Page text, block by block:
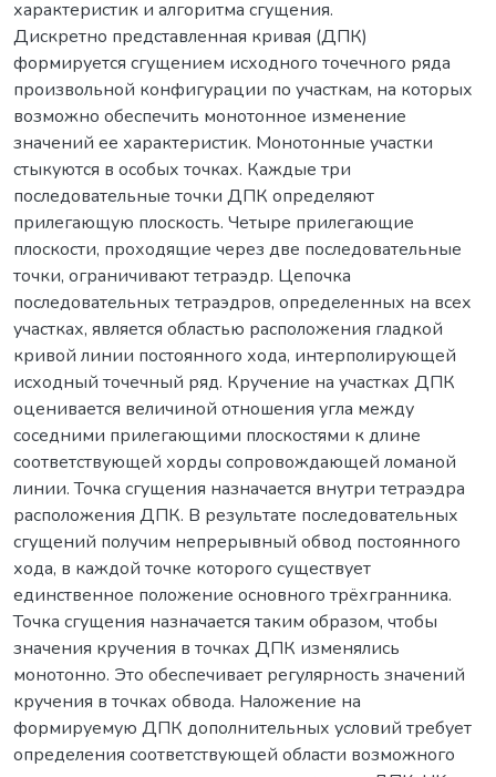
характеристик и алгоритма сгущения.
Дискретно представленная кривая (ДПК)
формируется сгущением исходного точечного ряда
произвольной конфигурации по участкам, на которых
возможно обеспечить монотонное изменение
значений ее характеристик. Монотонные участки
стыкуются в особых точках. Каждые три
последовательные точки ДПК определяют
прилегающую плоскость. Четыре прилегающие
плоскости, проходящие через две последовательные
точки, ограничивают тетраэдр. Цепочка
последовательных тетраэдров, определенных на всех
участках, является областью расположения гладкой
кривой линии постоянного хода, интерполирующей
исходный точечный ряд. Кручение на участках ДПК
оценивается величиной отношения угла между
соседними прилегающими плоскостями к длине
соответствующей хорды сопровождающей ломаной
линии. Точка сгущения назначается внутри тетраэдра
расположения ДПК. В результате последовательных
сгущений получим непрерывный обвод постоянного
хода, в каждой точке которого существует
единственное положение основного трёхгранника.
Точка сгущения назначается таким образом, чтобы
значения кручения в точках ДПК изменялись
монотонно. Это обеспечивает регулярность значений
кручения в точках обвода. Наложение на
формируемую ДПК дополнительных условий требует
определения соответствующей области возможного